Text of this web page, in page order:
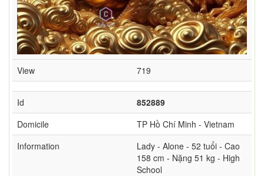
View 719
Id
852889
Domicile
TP Hồ Chí Minh - Vietnam
Information
Lady - Alone - 52 tuổi - Cao
158 cm - Nặng 51 kg - High
School